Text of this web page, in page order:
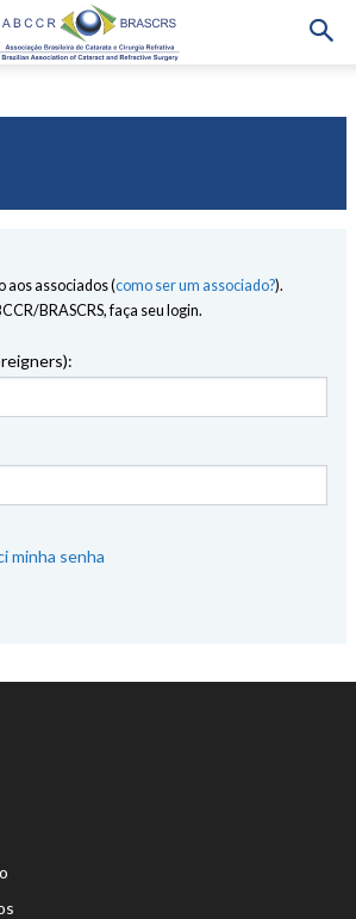
aos associados (como ser um associado?).
BRASCRS, faça seu login.
minha senha